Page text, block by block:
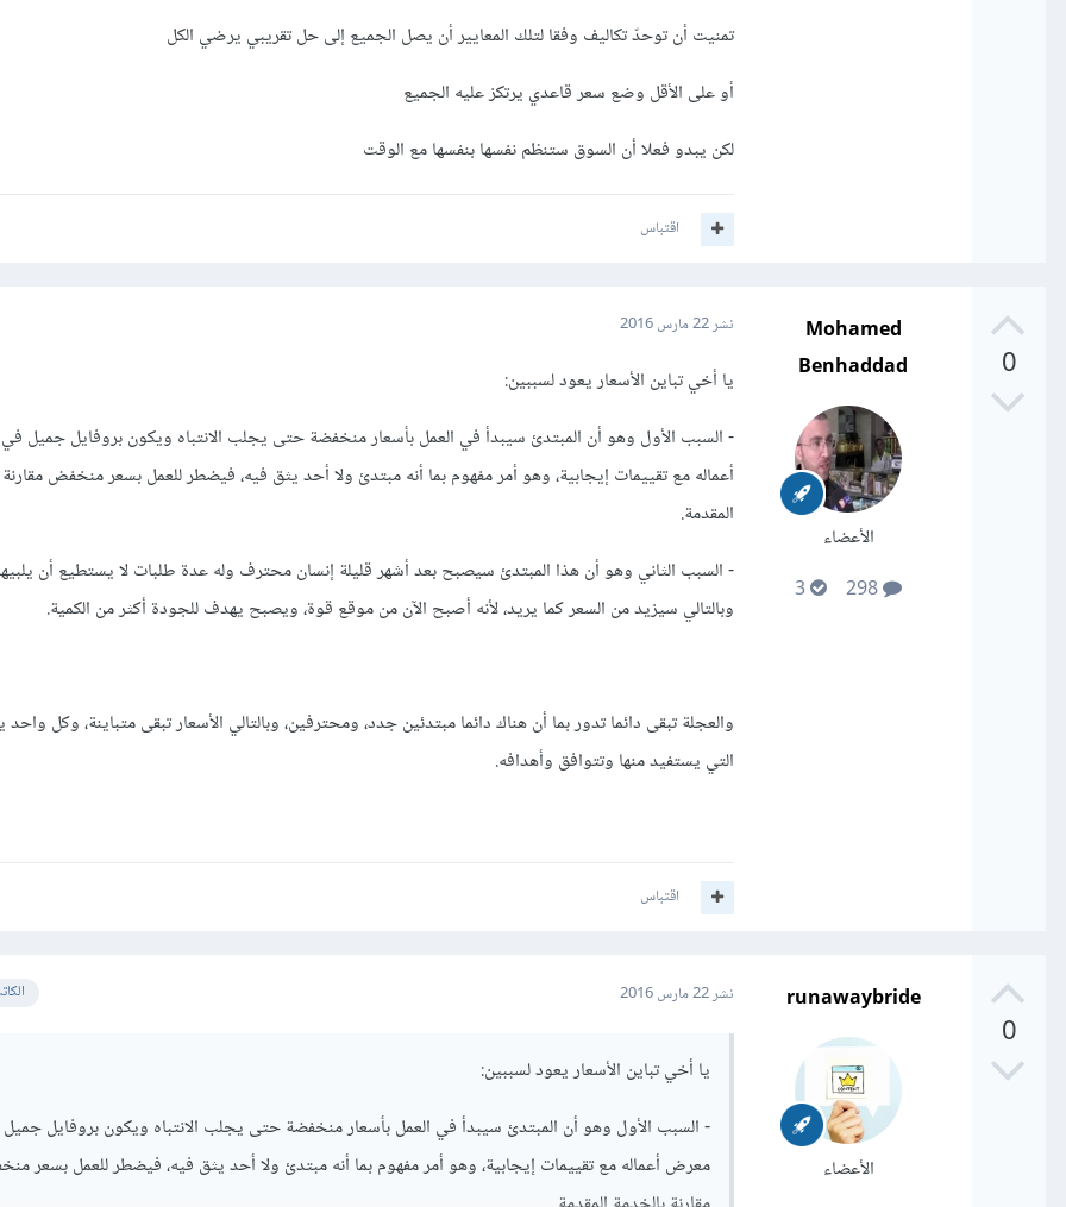
في العموم لا تخش صديقي من العروض المتدينة، لأن السوق ستنظف نفسها بشكل تلقائي
كلمة
ماذا ستتوقع من سير العمل؟ كيف ستكون الجودة؟
أنا أضمن لك بأن الجودة ستكون سيئة معظم الحالات في مثل هذه العروض، وهذا الشيء سيجعل أصحاب
تمنيت أن توحدّ تكاليف وفقا لتلك المعايير أن يصل الجميع إلى حل تقريبي يرضي الكل
أو على الأقل وضع سعر قاعدي يرتكز عليه الجميع
لكن يبدو فعلا أن السوق ستنظم نفسها بنفسها مع الوقت
اقتباس
0
Mohamed
Benhaddad
الأعضاء
نشر22 مارس 2016
يا أخي تباين الأسعار يعود لسببين:
- السبب الأول وهو أن المبتدئ سيبدأ في العمل بأسعار منخفضة حتى يجلب الانتباه ويكون بروفايل جميل
أعماله مع تقييمات إيجابية، وهو أمر مفهوم بما أنه مبتدئ ولا أحد يثق فيه، فيضطر للعمل بسعر منخفض
المقدمة.
- السبب الثاني وهو أن هذا المبتدئ سيصبح بعد أشهر قليلة إنسان محترف وله عدة طلبات لا يستطيع أن
وبالتالي سيزيد من السعر كما يريد، لأنه أصبح الآن من موقع قوة، ويصبح يهدف للجودة أكثر من الكمية.
والعجلة تبقى دائما تدور بما أن هناك دائما مبتدئين جدد، ومحترفين، وبالتالي الأسعار تبقى متباينة، وكل
التي يستفيد منها وتتوافق وأهدافه.
اقتباس
0
runawaybride
الأعضاء
نشر22 مارس 2016
يا أخي تباين الأسعار يعود لسببين:
- السبب الأول وهو أن المبتدئ سيبدأ في العمل بأسعار منخفضة حتى يجلب الانتباه ويكون بروفايل
معرض أعماله مع تقييمات إيجابية، وهو أمر مفهوم بما أنه مبتدئ ولا أحد يثق فيه، فيضطر للعمل بسعر